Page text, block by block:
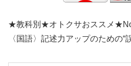
★教科別★オトクサおススメ
〈国語〉記述力アップのための“